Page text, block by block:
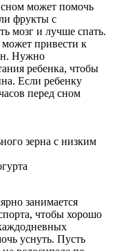
сном может помочь
фрукты с
мозг и лучше спать.
может привести к
Нужно
ребенка, чтобы
Если ребенку
перед сном
зерна с низким
занимается
чтобы хорошо
уснуть. Пусть